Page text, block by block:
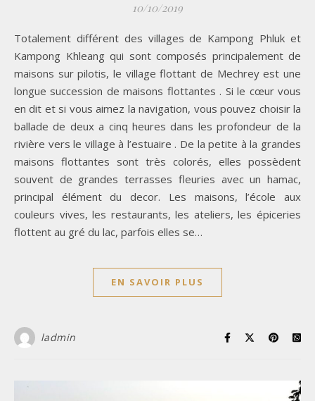
10/10/2019
Totalement différent des villages de Kampong Phluk et
Kampong Khleang qui sont composés principalement de
maisons sur pilotis, le village flottant de Mechrey est une
longue succession de maisons flottantes . Si le cœur vous
en dit et si vous aimez la navigation, vous pouvez choisir la
ballade de deux a cinq heures dans les profondeur de la
rivière vers le village à l’estuaire . De la petite à la grandes
maisons flottantes sont très colorés, elles possèdent
souvent de grandes terrasses fleuries avec un hamac,
principal élément du decor. Les maisons, l’école aux
couleurs vives, les restaurants, les ateliers, les épiceries
flottent au gré du lac, parfois elles se…
EN SAVOIR PLUS
ladmin